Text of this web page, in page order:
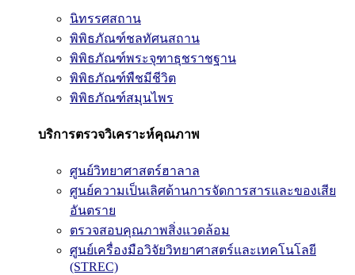
นิทรรศสถาน
พิพิธภัณฑ์ชลทัศนสถาน
พิพิธภัณฑ์พระจุฑาธุชราชฐาน
พิพิธภัณฑ์พืชมีชีวิต
พิพิธภัณฑ์สมุนไพร
บริการตรวจวิเคราะห์คุณภาพ
ศูนย์วิทยาศาสตร์ฮาลาล
ศูนย์ความเป็นเลิศด้านการจัดการสารและของเสีย
อันตราย
ตรวจสอบคุณภาพสิ่งแวดล้อม
ศูนย์เครื่องมือวิจัยวิทยาศาสตร์และเทคโนโลยี
(STREC)